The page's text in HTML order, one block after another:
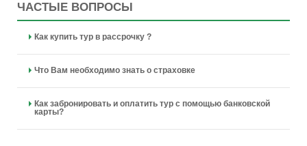
ЧАСТЫЕ ВОПРОСЫ
Как купить тур в рассрочку ?
Что Вам необходимо знать о страховке
Как забронировать и оплатить тур с помощью банковской
карты?